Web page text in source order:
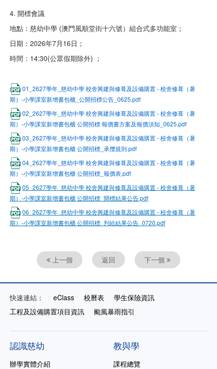
4. 開標會議
地點：慈幼中學 (澳門風順堂街十六號）組合式多功能室；
日期：2026年7月16日；
時間：14:30(公眾假期除外) ；
01_2627學年_慈幼中學 校舍興建與修葺及設備購置 - 校舍修葺（暑
期）-小學課室新增書包櫃_公開招標公告_0625.pdf
02_2627學年_慈幼中學 校舍興建與修葺及設備購置 - 校舍修葺（暑
期）-小學課室新增書包櫃 公開招標 報價書方案及報價須知_0625.pdf
03_2627學年_慈幼中學 校舍興建與修葺及設備購置 - 校舍修葺（暑
期）-小學課室新增書包櫃 公開招標_承攬規則.pdf
04_2627學年_慈幼中學 校舍興建與修葺及設備購置 - 校舍修葺（暑
期）-小學課室新增書包櫃 公開招標_報價表.pdf
05_2627學年_慈幼中學 校舍興建與修葺及設備購置 - 校舍修葺（暑
期）-小學課室新增書包櫃 公開招標_開標結果公告.pdf
06_2627學年_慈幼中學 校舍興建與修葺及設備購置 - 校舍修葺（暑
期）-小學課室新增書包櫃 公開招標_判給結果公告_0720.pdf
上一個 返回 下一個
快速連結： eClass 校曆表
學生保險資訊
工程及設備購置項目資訊
颱風暴雨指引
認識慈幼
辦學實體介紹
教與學
課程總覽